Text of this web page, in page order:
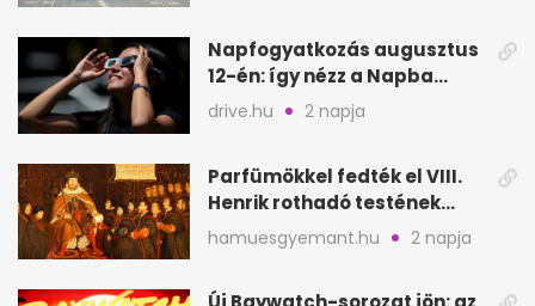
Napfogyatkozás augusztus
12-én: így nézz a Napba
biztonságosan
drive.hu 2 napja
Parfümökkel fedték el VIII.
Henrik rothadó testének
szagát
hamuesgyemant.hu 2 napja